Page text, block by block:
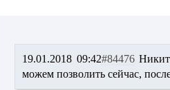
19.01.2018 09:42#84476
можем позволить сейчас,